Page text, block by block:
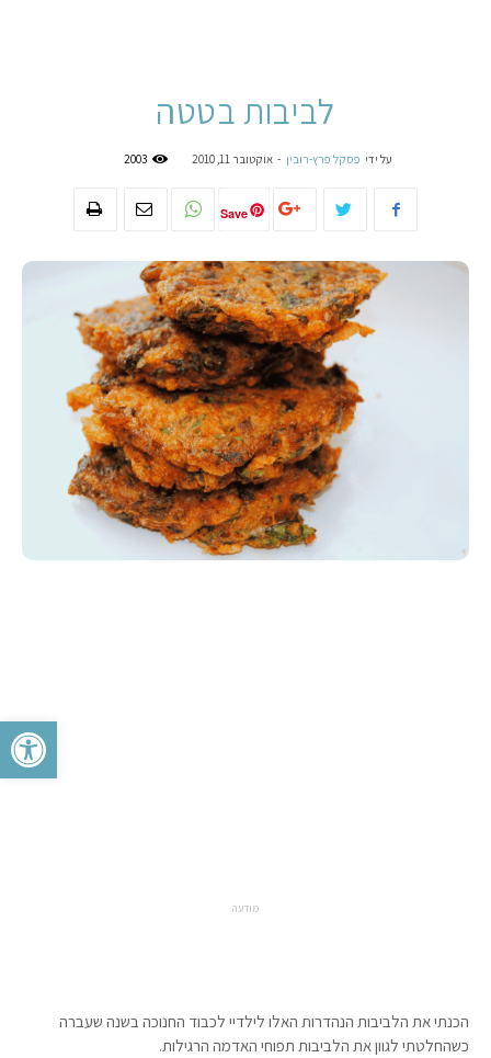
פתח
לביבות בטטה
על ידי פסקל פרץ-רובין - אוקטובר 11, 2010 2003
Save
מודעה
הכנתי את הלביבות הנהדרות האלו לילדיי לכבוד החנוכה בשנה שעברה
כשהחלטתי לגוון את הלביבות תפוחי האדמה הרגילות.